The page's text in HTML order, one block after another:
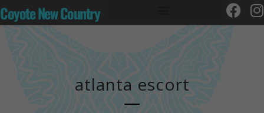
Coyote New Country
atlanta escort